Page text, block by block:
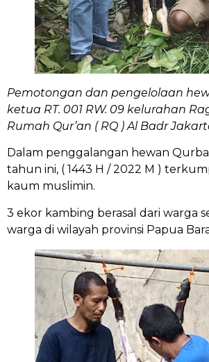
Pemotongan dan pengelolaan
ketua RT. 001 RW. 09 kelurahan
Rumah Qur’an ( RQ ) Al Badr
Dalam penggalangan hewan
tahun ini, ( 1443 H / 2022 M )
kaum muslimin.
3 ekor kambing berasal dari warga
warga di wilayah provinsi Papua